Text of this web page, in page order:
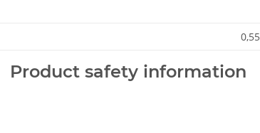
0,55
Product safety information